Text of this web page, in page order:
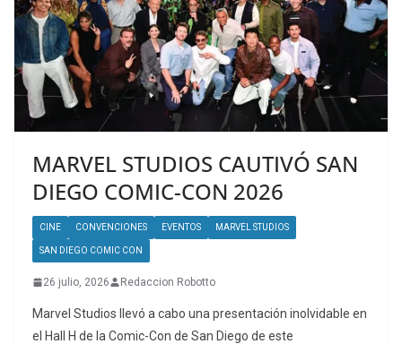
MARVEL STUDIOS CAUTIVÓ SAN
DIEGO COMIC-CON 2026
CINE CONVENCIONES EVENTOS MARVEL STUDIOS
SAN DIEGO COMIC CON
26 julio, 2026 Redaccion Robotto
Marvel Studios llevó a cabo una presentación inolvidable en
el Hall H de la Comic-Con de San Diego de este